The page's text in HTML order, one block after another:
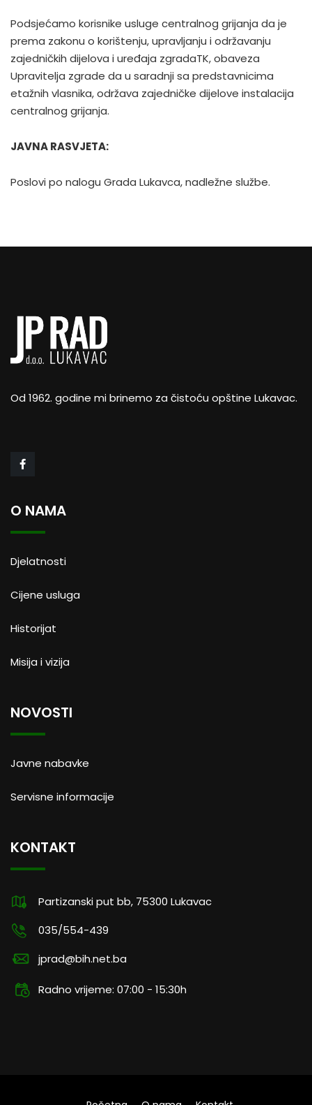
Podsjećamo korisnike usluge centralnog grijanja da je
prema zakonu o korištenju, upravljanju i održavanju
zajedničkih dijelova i uređaja zgradaTK, obaveza
Upravitelja zgrade da u saradnji sa predstavnicima
etažnih vlasnika, održava zajedničke dijelove instalacija
centralnog grijanja.
JAVNA RASVJETA:
Poslovi po nalogu Grada Lukavca, nadležne službe.
Od 1962. godine mi brinemo za čistoću opštine Lukavac.
O NAMA
Djelatnosti
Cijene usluga
Historijat
Misija i vizija
NOVOSTI
Javne nabavke
Servisne informacije
KONTAKT
Partizanski put bb, 75300 Lukavac
035/554-439
jprad@bih.net.ba
Radno vrijeme: 07:00 - 15:30h